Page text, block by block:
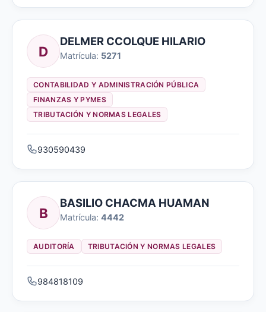
D
DELMER CCOLQUE HILARIO
Matrícula: 5271
CONTABILIDAD Y ADMINISTRACIÓN PÚBLICA
FINANZAS Y PYMES
TRIBUTACIÓN Y NORMAS LEGALES
930590439
B
BASILIO CHACMA HUAMAN
Matrícula: 4442
AUDITORÍA TRIBUTACIÓN Y NORMAS LEGALES
984818109